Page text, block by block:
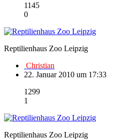
1145
0
Reptilienhaus Zoo Leipzig
Christian
22. Januar 2010 um 17:33
1299
1
Reptilienhaus Zoo Leipzig